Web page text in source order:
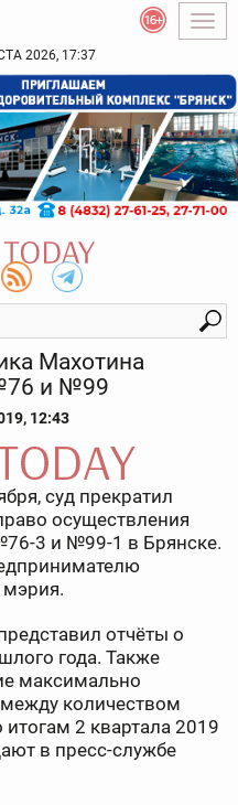
2026, 17:37
Махотина
и №99
12:43
суд прекратил
осуществления
3 и №99-1 в Брянске.
отчёты о
года. Также
максимально
количеством
2 квартала 2019
в пресс-службе